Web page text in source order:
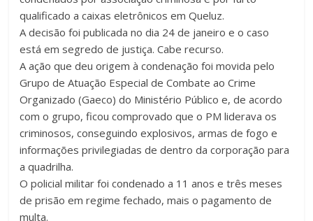
qualificado a caixas eletrônicos em Queluz.
A decisão foi publicada no dia 24 de janeiro e o caso
está em segredo de justiça. Cabe recurso.
A ação que deu origem à condenação foi movida pelo
Grupo de Atuação Especial de Combate ao Crime
Organizado (Gaeco) do Ministério Público e, de acordo
com o grupo, ficou comprovado que o PM liderava os
criminosos, conseguindo explosivos, armas de fogo e
informações privilegiadas de dentro da corporação para
a quadrilha.
O policial militar foi condenado a 11 anos e três meses
de prisão em regime fechado, mais o pagamento de
multa.